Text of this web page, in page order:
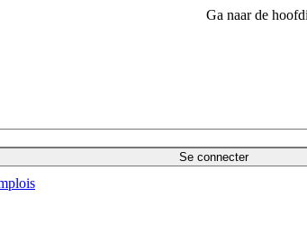
Ga naar de
Se connecter